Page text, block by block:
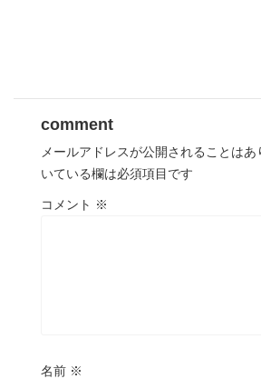
comment
メールアドレスが公開されることはあ
いている欄は必須項目です
コメント ※
名前 ※